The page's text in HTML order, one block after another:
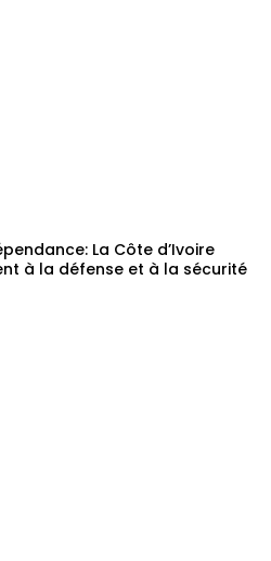
La Côte d’Ivoire
à la défense et à la sécurité